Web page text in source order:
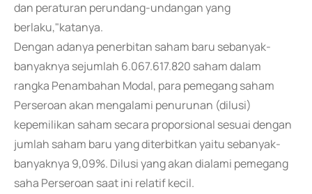
dan peraturan perundang-undangan yang
berlaku,"katanya.
Dengan adanya penerbitan saham baru sebanyak-
banyaknya sejumlah 6.067.617.820 saham dalam
rangka Penambahan Modal, para pemegang saham
Perseroan akan mengalami penurunan (dilusi)
kepemilikan saham secara proporsional sesuai dengan
jumlah saham baru yang diterbitkan yaitu sebanyak-
banyaknya 9,09%. Dilusi yang akan dialami pemegang
saha Perseroan saat ini relatif kecil.